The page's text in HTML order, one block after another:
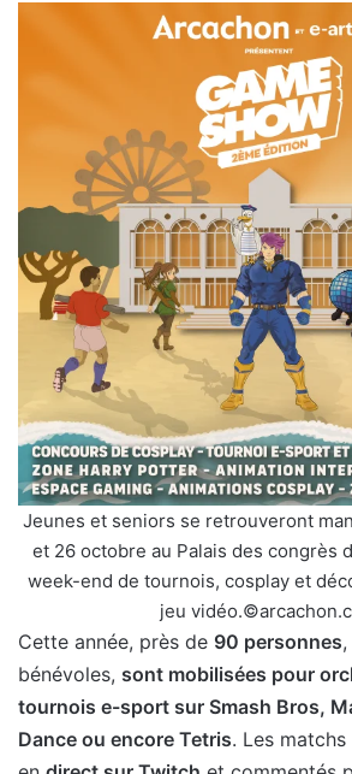
Jeunes et seniors se retrouveront
et 26 octobre au Palais des congrès
week-end de tournois, cosplay et
jeu
Cette année, près de 90 personnes
bénévoles, sont mobilisées pour
tournois e-sport sur Smash Bros,
Dance ou encore Tetris. Les